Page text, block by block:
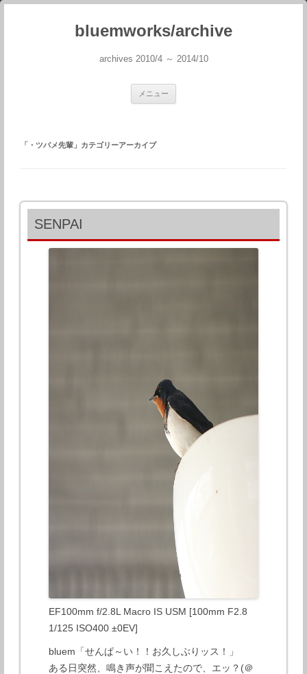
bluemworks/archive
archives 2010/4 ～ 2014/10
メニュー
「 ・ツバメ先輩 」カテゴリーアーカイブ
SENPAI
EF100mm f/2.8L Macro IS USM [100mm F2.8
1/125 ISO400 ±0EV]
bluem「せんぱ～い！！お久しぶりッス！」
ある日突然、鳴き声が聞こえたので、エッ？(＠